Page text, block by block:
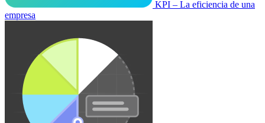
KPI – La eficiencia de una
empresa